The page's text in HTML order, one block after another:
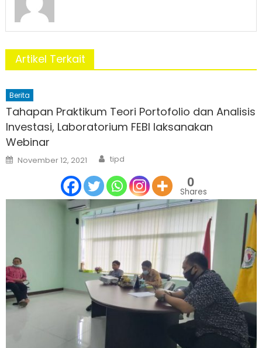
Artikel Terkait
Berita
Tahapan Praktikum Teori Portofolio dan Analisis
Investasi, Laboratorium FEBI laksanakan
Webinar
Posted
on
November 12, 2021 Author
tipd
0
Shares